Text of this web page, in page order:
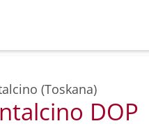
(Toskana)
DOP